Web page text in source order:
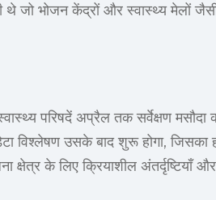
थे जो भोजन केंद्रों और स्वास्थ्य मेलों
परिषदें अप्रैल तक सर्वेक्षण
डेटा विश्लेषण उसके बाद शुरू होगा,
क्षेत्र के लिए क्रियाशील अंतर्दृष्टियाँ